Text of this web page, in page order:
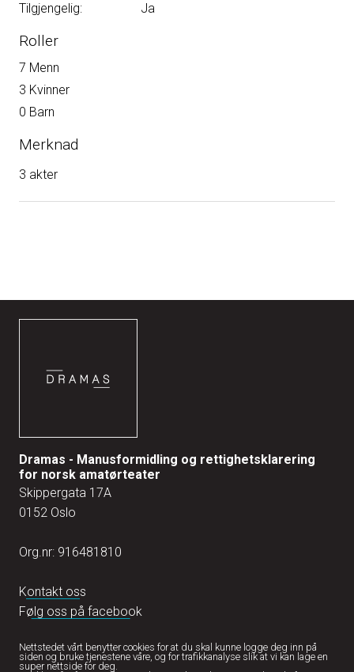
Tilgjengelig:
Ja
Roller
7 Menn
3 Kvinner
0 Barn
Merknad
3 akter
Dramas - Manusformidling og rettighetsklarering
for norsk amatørteater
Skippergata 17A
0152 Oslo
Org.nr: 916481810
Kontakt oss
Følg oss på facebook
Nettstedet vårt benytter cookies for at du skal kunne logge deg inn på
siden og bruke tjenestene våre, og for trafikkanalyse slik at vi kan lage en
super nettside for deg.